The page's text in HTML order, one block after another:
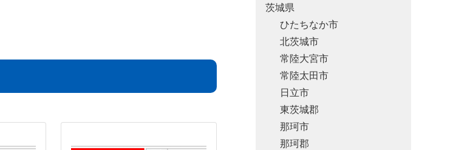
茨城県
ひたちなか市
北茨城市
常陸大宮市
常陸太田市
日立市
東茨城郡
那珂市
那珂郡